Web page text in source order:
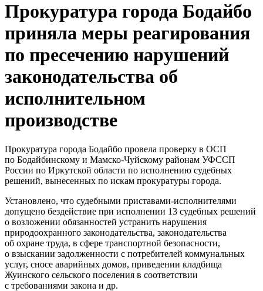
Прокуратура города Бодайбо
приняла меры реагирования
по пресечению нарушений
законодательства об
исполнительном
производстве
Прокуратура города Бодайбо провела проверку в ОСП
по Бодайбинскому и Мамско-Чуйскому районам УФССП
России по Иркутской области по исполнению судебных
решений, вынесенных по искам прокуратуры города.
Установлено, что судебными приставами-исполнителями
допущено бездействие при исполнении 13 судебных решений
о возложении обязанностей устранить нарушения
природоохранного законодательства, законодательства
об охране труда, в сфере транспортной безопасности,
о взыскании задолженности с потребителей коммунальных
услуг, сносе аварийных домов, приведении кладбища
Жуинского сельского поселения в соответствии
с требованиями закона и др.